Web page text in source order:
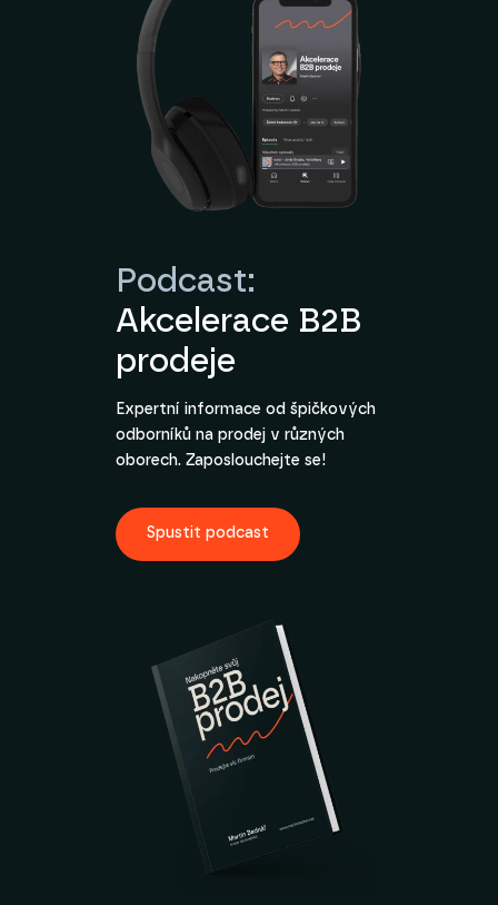
Podcast:
Akcelerace B2B
prodeje
Expertní informace od špičkových
odborníků na prodej v různých
oborech. Zaposlouchejte se!
Spustit podcast